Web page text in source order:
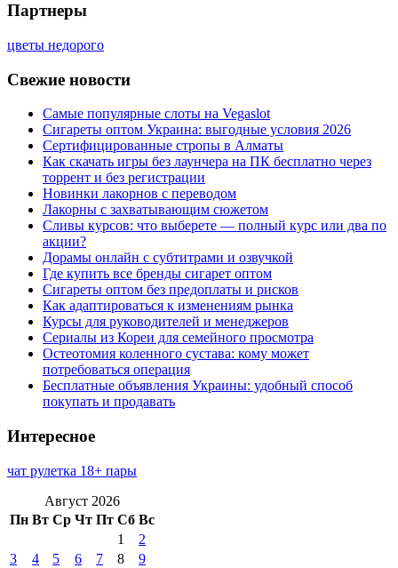
Партнеры
цветы недорого
Свежие новости
Самые популярные слоты на Vegaslot
Сигареты оптом Украина: выгодные условия 2026
Сертифицированные стропы в Алматы
Как скачать игры без лаунчера на ПК бесплатно через
торрент и без регистрации
Новинки лакорнов с переводом
Лакорны с захватывающим сюжетом
Сливы курсов: что выберете — полный курс или два по
акции?
Дорамы онлайн с субтитрами и озвучкой
Где купить все бренды сигарет оптом
Сигареты оптом без предоплаты и рисков
Как адаптироваться к изменениям рынка
Курсы для руководителей и менеджеров
Сериалы из Кореи для семейного просмотра
Остеотомия коленного сустава: кому может
потребоваться операция
Бесплатные объявления Украины: удобный способ
покупать и продавать
Интересное
чат рулетка 18+ пары
Август 2026
Пн Вт Ср Чт Пт Сб Вс
1
2
3
4 5 6 7 8 9